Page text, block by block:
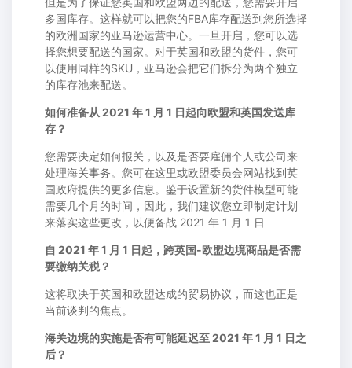
多国库存。这样就可以把您的FBA库存配送到您所选择
的欧洲国家的亚马逊运营中心。一旦开启，您可以选
择您想要配送的国家。对于英国和欧盟的货件，您可
以使用同样的SKU，亚马逊会把它们拆分为两个独立
的库存池来配送。
如何准备从 2021 年 1 月 1 日起向欧盟和英国发送库
存？
您需要决定如何报关，以及是否要雇佣个人或公司来
处理海关事务。您可在这里或欧盟委员会网站找到英
国政府提供的更多信息。鉴于设置新的货件模型可能
需要几个月的时间，因此，我们建议您立即制定计划
来落实这些更改，以便备战 2021 年 1 月 1 日
自 2021 年 1 月 1 日起，跨英国-欧盟边境商品是否需
要缴纳关税？
这将取决于英国和欧盟达成的贸易协议，而这也正是
当前谈判的焦点。
海关边境的实施是否有可能延迟至 2021 年 1 月 1 日之
后？